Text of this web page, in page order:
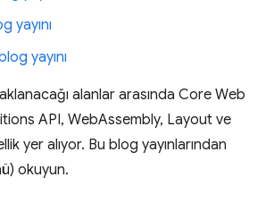
yayını
yayını
alanlar arasında Core Web
API, WebAssembly, Layout ve
yer alıyor. Bu blog yayınlarından
okuyun.